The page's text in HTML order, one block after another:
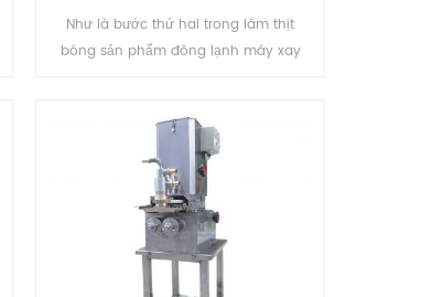
Như là bước thứ hai trong làm thịt
bóng sản phẩm đông lạnh máy xay
lạnh directlyi.
ĐỌC THÊM